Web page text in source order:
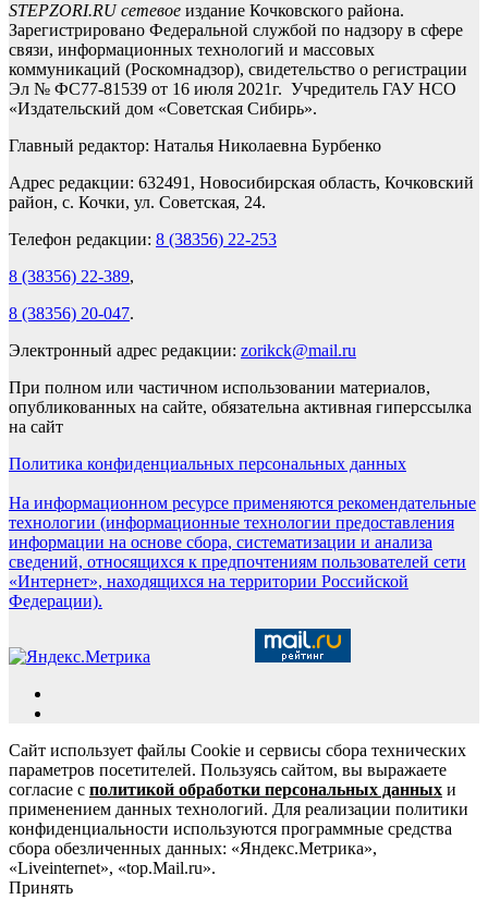
STEPZORI.RU сетевое издание Кочковского района.
Зарегистрировано Федеральной службой по надзору в сфере
связи, информационных технологий и массовых
коммуникаций (Роскомнадзор), свидетельство о регистрации
Эл № ФС77-81539 от 16 июля 2021г. Учредитель ГАУ НСО
«Издательский дом «Советская Сибирь».
Главный редактор: Наталья Николаевна Бурбенко
Адрес редакции: 632491, Новосибирская область, Кочковский
район, с. Кочки, ул. Советская, 24.
Телефон редакции: 8 (38356) 22-253
8 (38356) 22-389,
8 (38356) 20-047.
Электронный адрес редакции: zorikck@mail.ru
При полном или частичном использовании материалов,
опубликованных на сайте, обязательна активная гиперссылка
на сайт
Политика конфиденциальных персональных данных
На информационном ресурсе применяются рекомендательные
технологии (информационные технологии предоставления
информации на основе сбора, систематизации и анализа
сведений, относящихся к предпочтениям пользователей сети
«Интернет», находящихся на территории Российской
Федерации).
Сайт использует файлы Cookie и сервисы сбора технических
параметров посетителей. Пользуясь сайтом, вы выражаете
согласие с политикой обработки персональных данных и
применением данных технологий. Для реализации политики
конфиденциальности используются программные средства
сбора обезличенных данных: «Яндекс.Метрика»,
«Liveinternet», «top.Mail.ru».
Принять